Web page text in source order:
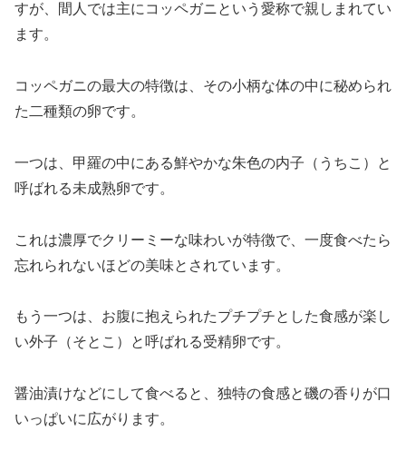
すが、間人では主にコッペガニという愛称で親しまれてい
ます。
コッペガニの最大の特徴は、その小柄な体の中に秘められ
た二種類の卵です。
一つは、甲羅の中にある鮮やかな朱色の内子（うちこ）と
呼ばれる未成熟卵です。
これは濃厚でクリーミーな味わいが特徴で、一度食べたら
忘れられないほどの美味とされています。
もう一つは、お腹に抱えられたプチプチとした食感が楽し
い外子（そとこ）と呼ばれる受精卵です。
醤油漬けなどにして食べると、独特の食感と磯の香りが口
いっぱいに広がります。